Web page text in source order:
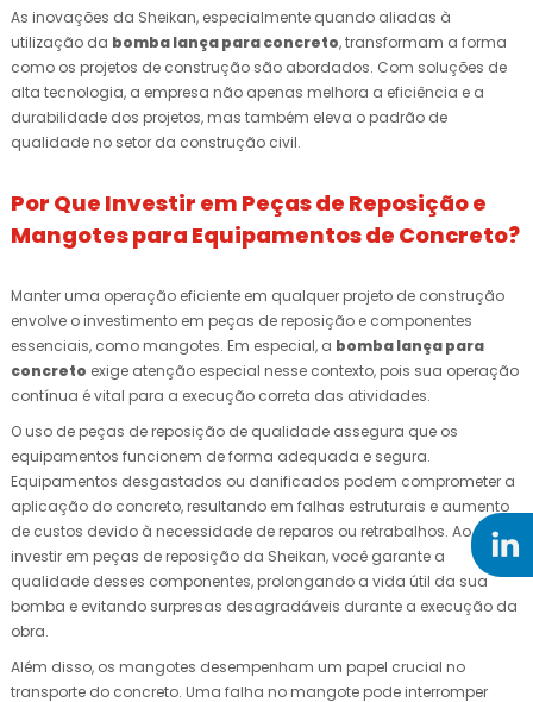
As inovações da Sheikan, especialmente quando aliadas à
utilização da bomba lança para concreto, transformam a forma
como os projetos de construção são abordados. Com soluções de
alta tecnologia, a empresa não apenas melhora a eficiência e a
durabilidade dos projetos, mas também eleva o padrão de
qualidade no setor da construção civil.
Por Que Investir em Peças de Reposição e
Mangotes para Equipamentos de Concreto?
Manter uma operação eficiente em qualquer projeto de construção
envolve o investimento em peças de reposição e componentes
essenciais, como mangotes. Em especial, a bomba lança para
concreto exige atenção especial nesse contexto, pois sua operação
contínua é vital para a execução correta das atividades.
O uso de peças de reposição de qualidade assegura que os
equipamentos funcionem de forma adequada e segura.
Equipamentos desgastados ou danificados podem comprometer a
aplicação do concreto, resultando em falhas estruturais e aumento
de custos devido à necessidade de reparos ou retrabalhos. Ao
investir em peças de reposição da Sheikan, você garante a
qualidade desses componentes, prolongando a vida útil da sua
bomba e evitando surpresas desagradáveis durante a execução da
obra.
Além disso, os mangotes desempenham um papel crucial no
transporte do concreto. Uma falha no mangote pode interromper